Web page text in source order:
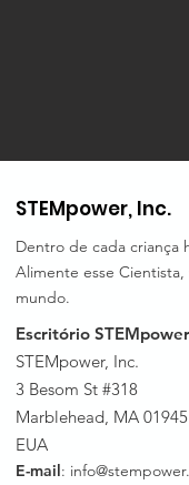
STEMpower, Inc.
Dentro de cada criança
Alimente esse
mundo.
Escritório
STEMpower, Inc.
3 Besom St #318
Marblehead, MA 01945
EUA
E-mail: